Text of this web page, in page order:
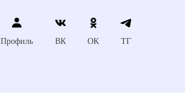
Профиль ВК ОК ТГ